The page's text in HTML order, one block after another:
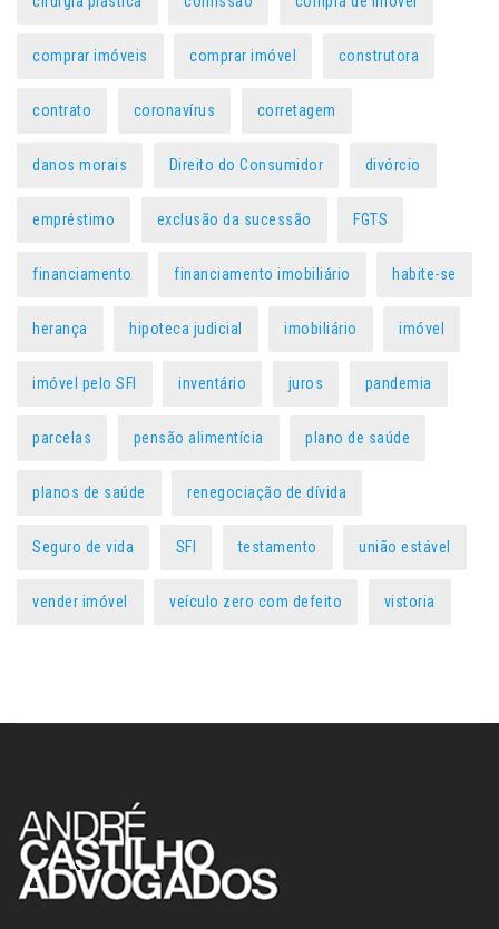
comprar imóveis comprar imóvel construtora
contrato coronavírus corretagem
danos morais Direito do Consumidor divórcio
empréstimo exclusão da sucessão FGTS
financiamento financiamento imobiliário habite-se
herança hipoteca judicial imobiliário imóvel
imóvel pelo SFI inventário juros pandemia
parcelas pensão alimentícia plano de saúde
planos de saúde renegociação de dívida
Seguro de vida SFI testamento união estável
vender imóvel veículo zero com defeito vistoria